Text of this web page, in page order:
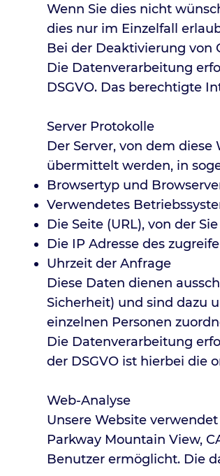
Wenn Sie dies nicht
dies nur im Einzelfall
Bei der Deaktivierung von
Die Datenverarbeitung
DSGVO. Das berechtigte
Server Protokolle
Der Server, von dem
übermittelt werden, in
Browsertyp und
Verwendetes
Die Seite (URL), von der
Die IP Adresse des
Uhrzeit der Anfrage
Diese Daten dienen
Sicherheit) und sind dazu
einzelnen Personen
Die Datenverarbeitung
der DSGVO ist hierbei die
Web-Analyse
Unsere Website
Parkway Mountain View,
Benutzer ermöglicht. Die